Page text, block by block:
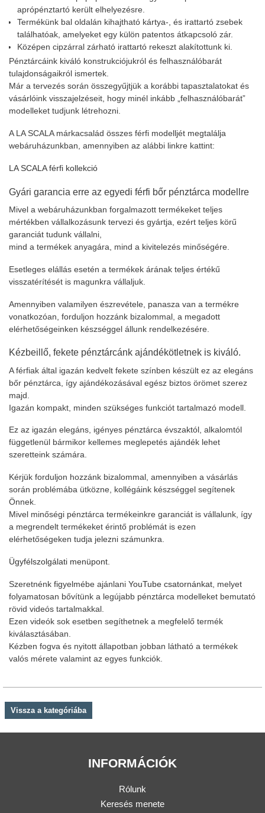
aprópénztartó került elhelyezésre.
Termékünk bal oldalán kihajtható kártya-, és irattartó zsebek
találhatóak, amelyeket egy külön patentos átkapcsoló zár.
Középen cipzárral zárható irattartó rekeszt alakítottunk ki.
Pénztárcáink kiváló konstrukciójukról és felhasználóbarát
tulajdonságaikról ismertek.
Már a tervezés során összegyűjtjük a korábbi tapasztalatokat és
vásárlóink visszajelzéseit, hogy minél inkább „felhasználóbarát”
modelleket tudjunk létrehozni.
A LA SCALA márkacsalád összes férfi modelljét megtalálja
webáruházunkban, amennyiben az alábbi linkre kattint:
LA SCALA férfi kollekció
Gyári garancia erre az egyedi férfi bőr pénztárca modellre
Mivel a webáruházunkban forgalmazott termékeket teljes
mértékben vállalkozásunk tervezi és gyártja, ezért teljes körű
garanciát tudunk vállalni,
mind a termékek anyagára, mind a kivitelezés minőségére.
Esetleges elállás esetén a termékek árának teljes értékű
visszatérítését is magunkra vállaljuk.
Amennyiben valamilyen észrevétele, panasza van a termékre
vonatkozóan, forduljon hozzánk bizalommal, a megadott
elérhetőségeinken készséggel állunk rendelkezésére.
Kézbeillő, fekete pénztárcánk ajándékötletnek is kiváló.
A férfiak által igazán kedvelt fekete színben készült ez az elegáns
bőr pénztárca, így ajándékozásával egész biztos örömet szerez
majd.
Igazán kompakt, minden szükséges funkciót tartalmazó modell.
Ez az igazán elegáns, igényes pénztárca évszaktól, alkalomtól
függetlenül bármikor kellemes meglepetés ajándék lehet
szeretteink számára.
Kérjük forduljon hozzánk bizalommal, amennyiben a vásárlás
során problémába ütközne, kollégáink készséggel segítenek
Önnek.
Mivel minőségi pénztárca termékeinkre garanciát is vállalunk, így
a megrendelt termékeket érintő problémát is ezen
elérhetőségeken tudja jelezni számunkra.
Ügyfélszolgálati menüpont.
Szeretnénk figyelmébe ajánlani YouTube csatornánkat , melyet
folyamatosan bővítünk a legújabb pénztárca modelleket bemutató
rövid videós tartalmakkal.
Ezen videók sok esetben segíthetnek a megfelelő termék
kiválasztásában.
Kézben fogva és nyitott állapotban jobban látható a termékek
valós mérete valamint az egyes funkciók.
Vissza a kategóriába
INFORMÁCIÓK
Rólunk
Keresés menete